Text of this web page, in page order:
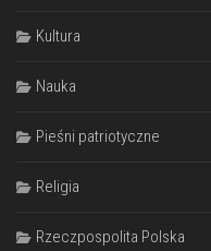
Kultura
Nauka
Pieśni patriotyczne
Religia
Rzeczpospolita Polska